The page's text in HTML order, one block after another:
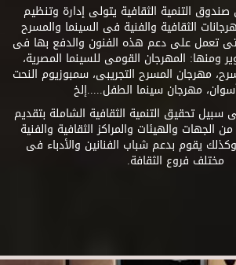
التنمية الثقافية يتولى إدارة وتنظيم
الثقافية والفنية فى السينما والمسرح
تعمل على دعم هذه الفنون والدفع بها فى
ومنها: المهرجان القومى للسينما المصرية،
مهرجان المسرح التجريبى، سمبوزيوم النحت
مهرجان سينما الطفل.....إلخ
تحقيق التنمية الثقافية الشاملة بتقديم
الجهات والهيئات والمراكز الثقافية والفنية
يقوم بدعم شباب الفنانين والأدباء فى
مختلف فروع الثقافة.